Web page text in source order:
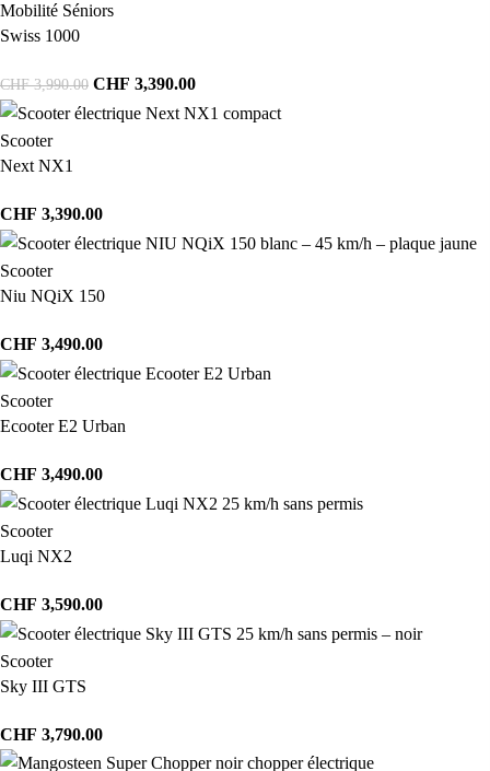
Mobilité Séniors
Swiss 1000
CHF3,990.00 CHF 3,390.00
Scooter
Next NX1
CHF 3,390.00
Scooter
Niu NQiX 150
CHF 3,490.00
Scooter
Ecooter E2 Urban
CHF 3,490.00
Scooter
Luqi NX2
CHF 3,590.00
Scooter
Sky III GTS
CHF 3,790.00